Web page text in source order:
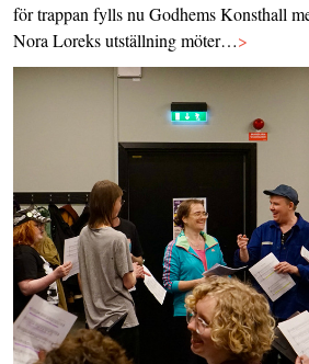
för trappan fylls nu Godhems Konsthall
Nora Loreks utställning möter…>